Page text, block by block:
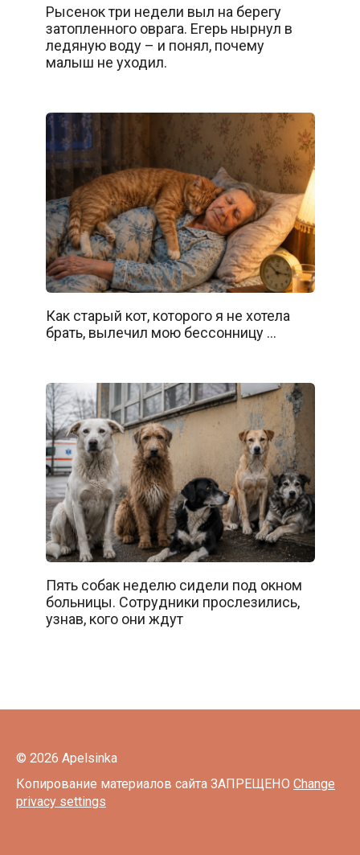
Рысенок три недели выл на берегу
затопленного оврага. Егерь нырнул в
ледяную воду – и понял, почему
малыш не уходил.
Как старый кот, которого я не хотела
брать, вылечил мою бессонницу …
Пять собак неделю сидели под окном
больницы. Сотрудники прослезились,
узнав, кого они ждут
© 2026 Apelsinka
Копирование материалов сайта ЗАПРЕЩЕНО Change
privacy settings